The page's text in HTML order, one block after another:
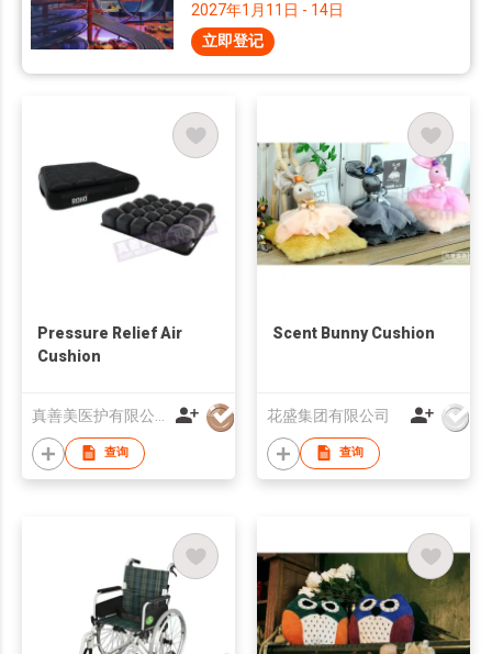
2027年1月11日 - 14日
立即登记
Pressure Relief Air
Cushion
查询
Scent Bunny Cushion
花盛集团有限公司
查询